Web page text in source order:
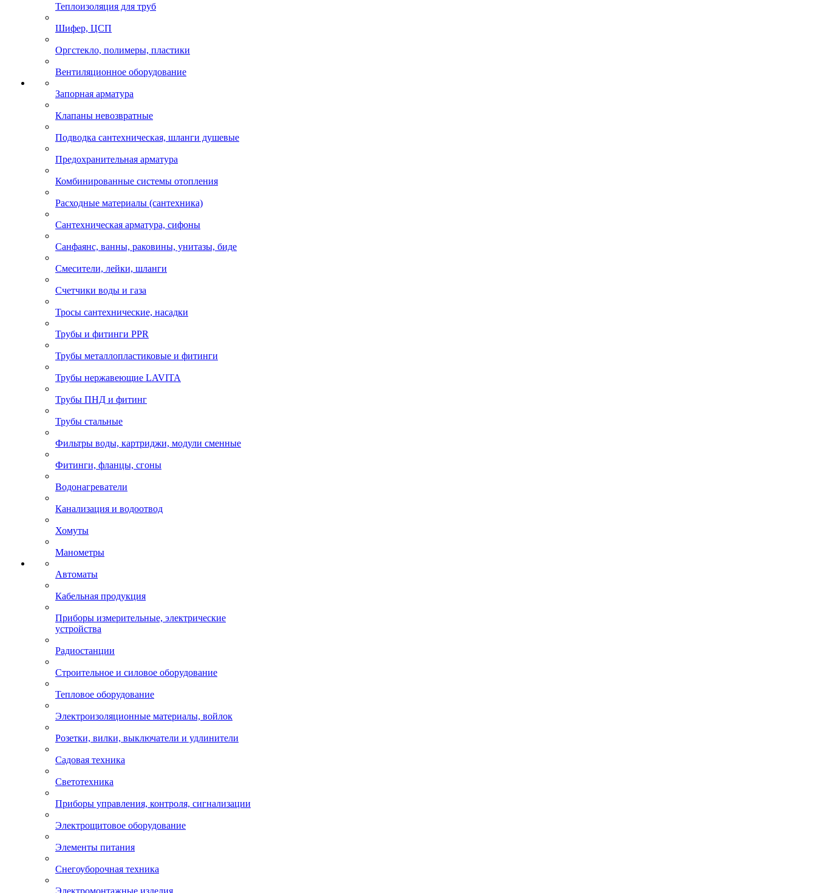
Теплоизоляция для труб
Шифер, ЦСП
Оргстекло, полимеры, пластики
Вентиляционное оборудование
Запорная арматура
Клапаны невозвратные
Подводка сантехническая, шланги душевые
Предохранительная арматура
Комбинированные системы отопления
Расходные материалы (сантехника)
Сантехническая арматура, сифоны
Санфаянс, ванны, раковины, унитазы, биде
Смесители, лейки, шланги
Счетчики воды и газа
Тросы сантехнические, насадки
Трубы и фитинги PPR
Трубы металлопластиковые и фитинги
Трубы нержавеющие LAVITA
Трубы ПНД и фитинг
Трубы стальные
Фильтры воды, картриджи, модули сменные
Фитинги, фланцы, сгоны
Водонагреватели
Канализация и водоотвод
Хомуты
Манометры
Автоматы
Кабельная продукция
Приборы измерительные, электрические
устройства
Радиостанции
Строительное и силовое оборудование
Тепловое оборудование
Электроизоляционные материалы, войлок
Розетки, вилки, выключатели и удлинители
Садовая техника
Светотехника
Приборы управления, контроля, сигнализации
Электрощитовое оборудование
Элементы питания
Снегоуборочная техника
Электромонтажные изделия